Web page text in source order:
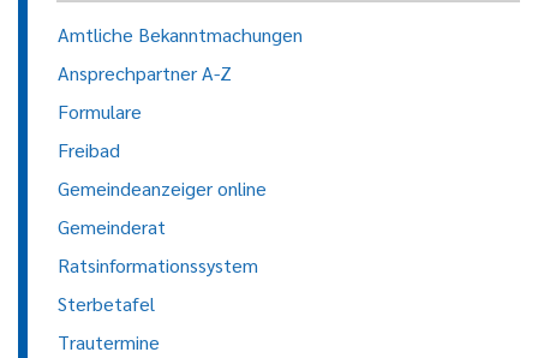
Amtliche Bekanntmachungen
Ansprechpartner A-Z
Formulare
Freibad
Gemeindeanzeiger online
Gemeinderat
Ratsinformationssystem
Sterbetafel
Trautermine